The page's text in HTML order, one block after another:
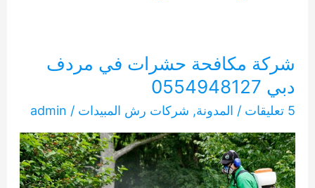
شركة مكافحة حشرات في مردف
دبي 0554948127
5 تعليقات / المدونة, شركات رش المبيدات /
admin